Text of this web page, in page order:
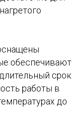
обеспечивают
срок
работы в
до